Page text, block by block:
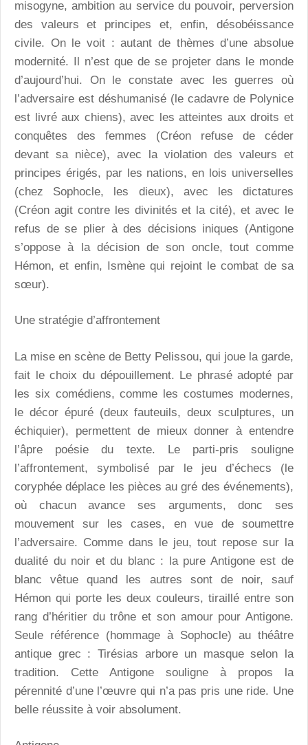
misogyne, ambition au service du pouvoir, perversion
des valeurs et principes et, enfin, désobéissance
civile. On le voit : autant de thèmes d’une absolue
modernité. Il n’est que de se projeter dans le monde
d’aujourd’hui. On le constate avec les guerres où
l’adversaire est déshumanisé (le cadavre de Polynice
est livré aux chiens), avec les atteintes aux droits et
conquêtes des femmes (Créon refuse de céder
devant sa nièce), avec la violation des valeurs et
principes érigés, par les nations, en lois universelles
(chez Sophocle, les dieux), avec les dictatures
(Créon agit contre les divinités et la cité), et avec le
refus de se plier à des décisions iniques (Antigone
s’oppose à la décision de son oncle, tout comme
Hémon, et enfin, Ismène qui rejoint le combat de sa
sœur).
Une stratégie d’affrontement
La mise en scène de Betty Pelissou, qui joue la garde,
fait le choix du dépouillement. Le phrasé adopté par
les six comédiens, comme les costumes modernes,
le décor épuré (deux fauteuils, deux sculptures, un
échiquier), permettent de mieux donner à entendre
l’âpre poésie du texte. Le parti-pris souligne
l’affrontement, symbolisé par le jeu d’échecs (le
coryphée déplace les pièces au gré des événements),
où chacun avance ses arguments, donc ses
mouvement sur les cases, en vue de soumettre
l’adversaire. Comme dans le jeu, tout repose sur la
dualité du noir et du blanc : la pure Antigone est de
blanc vêtue quand les autres sont de noir, sauf
Hémon qui porte les deux couleurs, tiraillé entre son
rang d’héritier du trône et son amour pour Antigone.
Seule référence (hommage à Sophocle) au théâtre
antique grec : Tirésias arbore un masque selon la
tradition. Cette Antigone souligne à propos la
pérennité d’une l’œuvre qui n’a pas pris une ride. Une
belle réussite à voir absolument.